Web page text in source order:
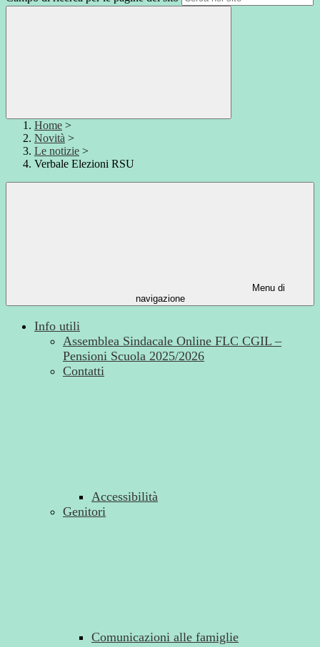
Home >
Novità >
Le notizie >
Verbale Elezioni RSU
Menu di
navigazione
Info utili
Assemblea Sindacale Online FLC CGIL –
Pensioni Scuola 2025/2026
Contatti
Accessibilità
Genitori
Comunicazioni alle famiglie